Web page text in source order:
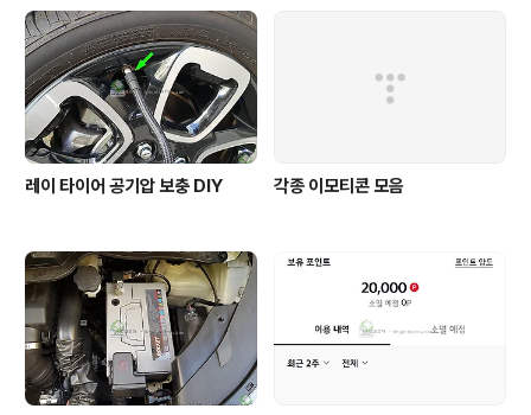
용 나사가 함께 제공됩니다만 풀어냈던거 다시 조이면 되
므로 사용할 필요는 없습니다. 뒤쪽입니다. 옆으로 보이는
나사 세개, 바닥에 키 하나 공간이 매우 좁으므로 이런 공구
가 있어..
레이 타이어 공기압 보충 DIY 각종 이모티콘 모음